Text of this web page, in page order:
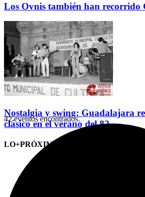
Los Ovnis también han recorrido
Nostalgia y swing: Guadalajara
clásico en el verano del 82
LO+PRÓXIMO (CITAS)
42 eventos encontrados.